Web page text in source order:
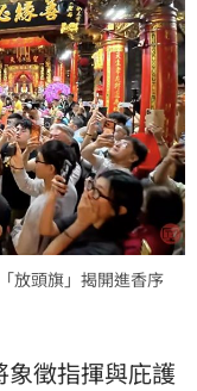
放頭旗」揭開進香序
徵指揮與庇護